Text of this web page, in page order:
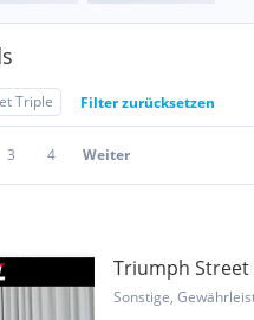
Triple Filter zurücksetzen
3 4 Weiter
Triumph Street
Sonstige,